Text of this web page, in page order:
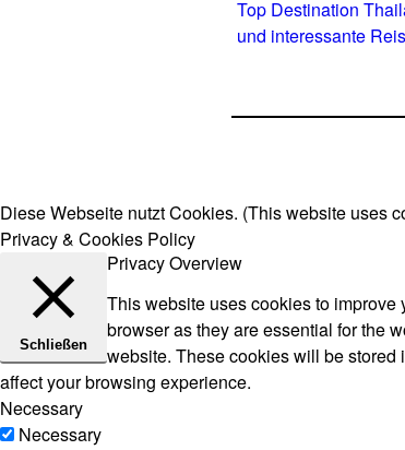
Top Destination
und interessante
Diese Webseite nutzt Cookies. (This website uses
Privacy & Cookies Policy
Schließen
Privacy Overview
This website uses cookies to
browser as they are essential for the
website. These cookies will be stored
affect your browsing experience.
Necessary
Necessary